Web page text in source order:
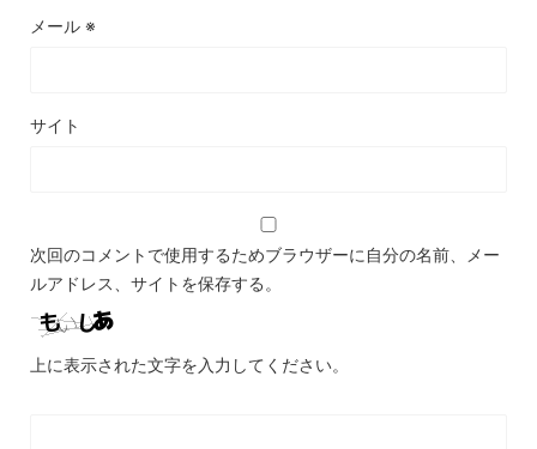
メール ※
サイト
次回のコメントで使用するためブラウザーに自分の名前、メー
ルアドレス、サイトを保存する。
上に表示された文字を入力してください。